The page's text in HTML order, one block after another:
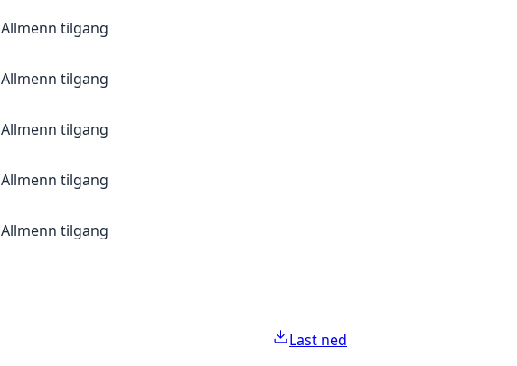
Allmenn tilgang
Allmenn tilgang
Allmenn tilgang
Allmenn tilgang
Allmenn tilgang
Last ned